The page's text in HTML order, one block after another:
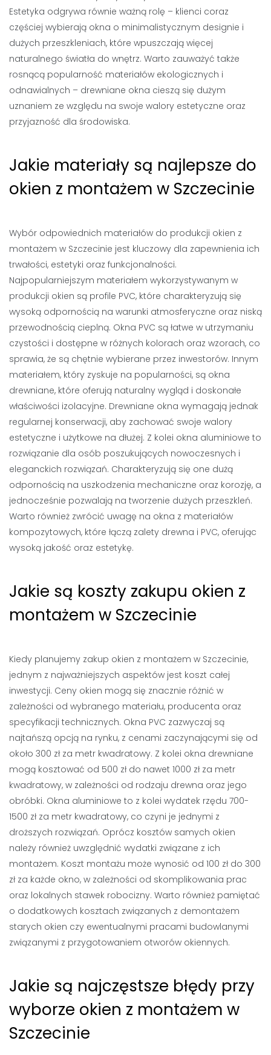
Estetyka odgrywa równie ważną rolę – klienci coraz
częściej wybierają okna o minimalistycznym designie i
dużych przeszkleniach, które wpuszczają więcej
naturalnego światła do wnętrz. Warto zauważyć także
rosnącą popularność materiałów ekologicznych i
odnawialnych – drewniane okna cieszą się dużym
uznaniem ze względu na swoje walory estetyczne oraz
przyjazność dla środowiska.
Jakie materiały są najlepsze do
okien z montażem w Szczecinie
Wybór odpowiednich materiałów do produkcji okien z
montażem w Szczecinie jest kluczowy dla zapewnienia ich
trwałości, estetyki oraz funkcjonalności.
Najpopularniejszym materiałem wykorzystywanym w
produkcji okien są profile PVC, które charakteryzują się
wysoką odpornością na warunki atmosferyczne oraz niską
przewodnością cieplną. Okna PVC są łatwe w utrzymaniu
czystości i dostępne w różnych kolorach oraz wzorach, co
sprawia, że są chętnie wybierane przez inwestorów. Innym
materiałem, który zyskuje na popularności, są okna
drewniane, które oferują naturalny wygląd i doskonałe
właściwości izolacyjne. Drewniane okna wymagają jednak
regularnej konserwacji, aby zachować swoje walory
estetyczne i użytkowe na dłużej. Z kolei okna aluminiowe to
rozwiązanie dla osób poszukujących nowoczesnych i
eleganckich rozwiązań. Charakteryzują się one dużą
odpornością na uszkodzenia mechaniczne oraz korozję, a
jednocześnie pozwalają na tworzenie dużych przeszkleń.
Warto również zwrócić uwagę na okna z materiałów
kompozytowych, które łączą zalety drewna i PVC, oferując
wysoką jakość oraz estetykę.
Jakie są koszty zakupu okien z
montażem w Szczecinie
Kiedy planujemy zakup okien z montażem w Szczecinie,
jednym z najważniejszych aspektów jest koszt całej
inwestycji. Ceny okien mogą się znacznie różnić w
zależności od wybranego materiału, producenta oraz
specyfikacji technicznych. Okna PVC zazwyczaj są
najtańszą opcją na rynku, z cenami zaczynającymi się od
około 300 zł za metr kwadratowy. Z kolei okna drewniane
mogą kosztować od 500 zł do nawet 1000 zł za metr
kwadratowy, w zależności od rodzaju drewna oraz jego
obróbki. Okna aluminiowe to z kolei wydatek rzędu 700-
1500 zł za metr kwadratowy, co czyni je jednymi z
droższych rozwiązań. Oprócz kosztów samych okien
należy również uwzględnić wydatki związane z ich
montażem. Koszt montażu może wynosić od 100 zł do 300
zł za każde okno, w zależności od skomplikowania prac
oraz lokalnych stawek robocizny. Warto również pamiętać
o dodatkowych kosztach związanych z demontażem
starych okien czy ewentualnymi pracami budowlanymi
związanymi z przygotowaniem otworów okiennych.
Jakie są najczęstsze błędy przy
wyborze okien z montażem w
Szczecinie